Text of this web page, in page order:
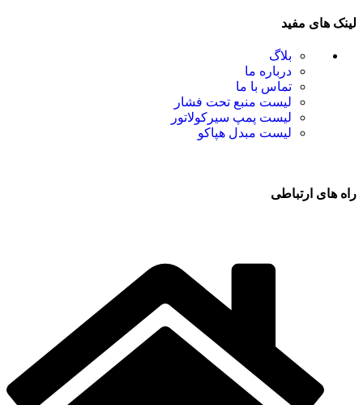
لینک های مفید
بلاگ
درباره ما
تماس با ما
لیست منبع تحت فشار
لیست پمپ سیرکولاتور
لیست مبدل هپاکو
راه های ارتباطی